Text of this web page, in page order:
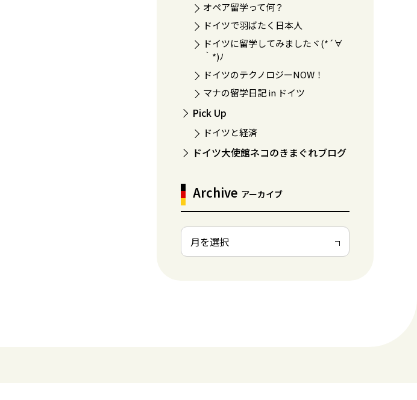
オペア留学って何？
ドイツで羽ばたく日本人
ドイツに留学してみましたヾ(*´∀
｀*)ﾉ
ドイツのテクノロジーNOW！
マナの留学日記 in ドイツ
Pick Up
ドイツと経済
ドイツ大使館ネコのきまぐれブログ
Archive アーカイブ